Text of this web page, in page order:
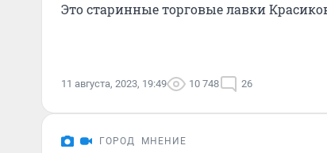
Это старинные торговые лавки
11 августа, 2023, 19:49 10 748 26
ГОРОД МНЕНИЕ